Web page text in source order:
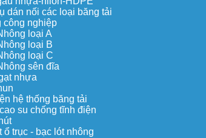
dán nối các loại băng tải
công nghiệp
loại A
loại B
loại C
sên đĩa
nhựa
hệ thống băng tải
su chống tĩnh điện
ổ trục - bạc lót nhông